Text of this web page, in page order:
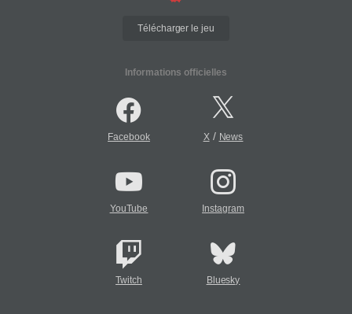
Télécharger le jeu
Informations officielles
Facebook X/ News
YouTube Instagram
Twitch Bluesky